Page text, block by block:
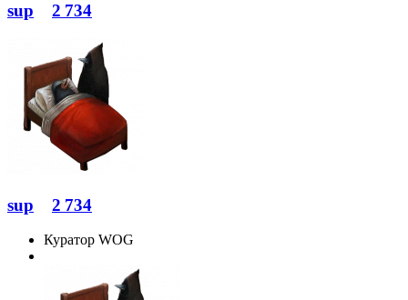
sup 2 734
sup 2 734
Куратор WOG